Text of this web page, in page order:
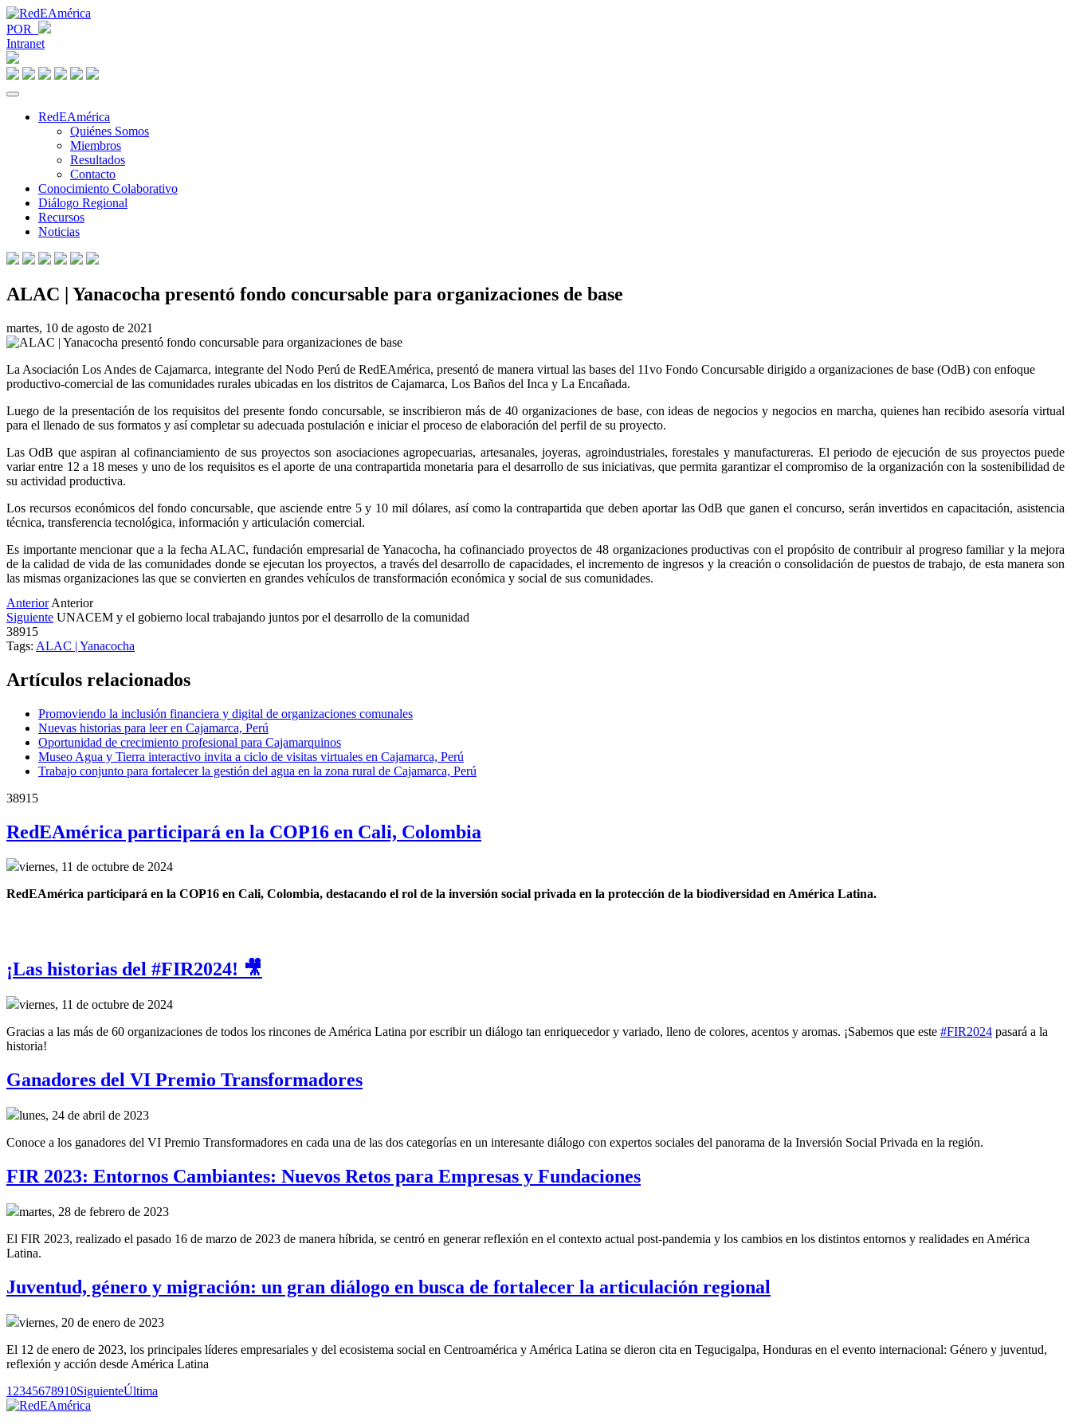
POR
Intranet
RedEAmérica
Quiénes Somos
Miembros
Resultados
Contacto
Conocimiento Colaborativo
Diálogo Regional
Recursos
Noticias
ALAC | Yanacocha presentó fondo concursable para organizaciones de base
martes, 10 de agosto de 2021
La Asociación Los Andes de Cajamarca, integrante del Nodo Perú de RedEAmérica, presentó de manera virtual las bases del 11vo Fondo Concursable dirigido a organizaciones de base (OdB) con enfoque
productivo-comercial de las comunidades rurales ubicadas en los distritos de Cajamarca, Los Baños del Inca y La Encañada.
Luego de la presentación de los requisitos del presente fondo concursable, se inscribieron más de 40 organizaciones de base, con ideas de negocios y negocios en marcha, quienes han recibido asesoría virtual
para el llenado de sus formatos y así completar su adecuada postulación e iniciar el proceso de elaboración del perfil de su proyecto.
Las OdB que aspiran al cofinanciamiento de sus proyectos son asociaciones agropecuarias, artesanales, joyeras, agroindustriales, forestales y manufactureras. El periodo de ejecución de sus proyectos puede
variar entre 12 a 18 meses y uno de los requisitos es el aporte de una contrapartida monetaria para el desarrollo de sus iniciativas, que permita garantizar el compromiso de la organización con la sostenibilidad de
su actividad productiva.
Los recursos económicos del fondo concursable, que asciende entre 5 y 10 mil dólares, así como la contrapartida que deben aportar las OdB que ganen el concurso, serán invertidos en capacitación, asistencia
técnica, transferencia tecnológica, información y articulación comercial.
Es importante mencionar que a la fecha ALAC, fundación empresarial de Yanacocha, ha cofinanciado proyectos de 48 organizaciones productivas con el propósito de contribuir al progreso familiar y la mejora
de la calidad de vida de las comunidades donde se ejecutan los proyectos, a través del desarrollo de capacidades, el incremento de ingresos y la creación o consolidación de puestos de trabajo, de esta manera son
las mismas organizaciones las que se convierten en grandes vehículos de transformación económica y social de sus comunidades.
Anterior Anterior
Siguiente UNACEM y el gobierno local trabajando juntos por el desarrollo de la comunidad
38915
Tags: ALAC | Yanacocha
Artículos relacionados
Promoviendo la inclusión financiera y digital de organizaciones comunales
Nuevas historias para leer en Cajamarca, Perú
Oportunidad de crecimiento profesional para Cajamarquinos
Museo Agua y Tierra interactivo invita a ciclo de visitas virtuales en Cajamarca, Perú
Trabajo conjunto para fortalecer la gestión del agua en la zona rural de Cajamarca, Perú
38915
RedEAmérica participará en la COP16 en Cali, Colombia
viernes, 11 de octubre de 2024
RedEAmérica participará en la COP16 en Cali, Colombia, destacando el rol de la inversión social privada en la protección de la biodiversidad en América Latina.
¡Las historias del #FIR2024! 🎥
viernes, 11 de octubre de 2024
Gracias a las más de 60 organizaciones de todos los rincones de América Latina por escribir un diálogo tan enriquecedor y variado, lleno de colores, acentos y aromas. ¡Sabemos que este #FIR2024 pasará a la
historia!
Ganadores del VI Premio Transformadores
lunes, 24 de abril de 2023
Conoce a los ganadores del VI Premio Transformadores en cada una de las dos categorías en un interesante diálogo con expertos sociales del panorama de la Inversión Social Privada en la región.
FIR 2023: Entornos Cambiantes: Nuevos Retos para Empresas y Fundaciones
martes, 28 de febrero de 2023
El FIR 2023, realizado el pasado 16 de marzo de 2023 de manera híbrida, se centró en generar reflexión en el contexto actual post-pandemia y los cambios en los distintos entornos y realidades en América
Latina.
Juventud, género y migración: un gran diálogo en busca de fortalecer la articulación regional
viernes, 20 de enero de 2023
El 12 de enero de 2023, los principales líderes empresariales y del ecosistema social en Centroamérica y América Latina se dieron cita en Tegucigalpa, Honduras en el evento internacional: Género y juventud,
reflexión y acción desde América Latina
1 2345678910SiguienteÚltima